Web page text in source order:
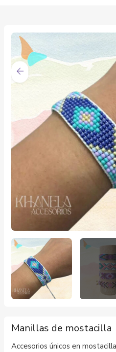
Manillas de mostacilla
Accesorios únicos en